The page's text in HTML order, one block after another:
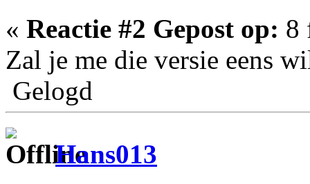
« Reactie #2 Gepost op: 8
Zal je me die versie eens
Gelogd
Hans013